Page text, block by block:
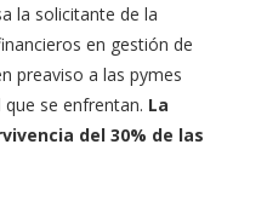
la solicitante de la
en gestión de
preaviso a las pymes
se enfrentan. La
del 30% de las